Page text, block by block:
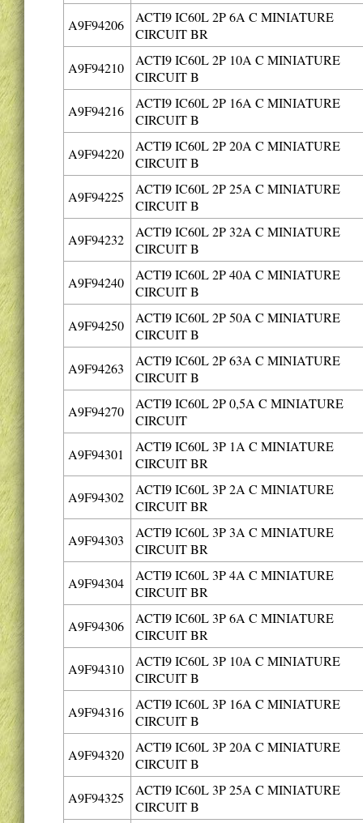
A9F94206
ACTI9 IC60L 2P 6A C MINIATURE
CIRCUIT BR
A9F94210
ACTI9 IC60L 2P 10A C MINIATURE
CIRCUIT B
A9F94216
ACTI9 IC60L 2P 16A C MINIATURE
CIRCUIT B
A9F94220
ACTI9 IC60L 2P 20A C MINIATURE
CIRCUIT B
A9F94225
ACTI9 IC60L 2P 25A C MINIATURE
CIRCUIT B
A9F94232
ACTI9 IC60L 2P 32A C MINIATURE
CIRCUIT B
A9F94240
ACTI9 IC60L 2P 40A C MINIATURE
CIRCUIT B
A9F94250
ACTI9 IC60L 2P 50A C MINIATURE
CIRCUIT B
A9F94263
ACTI9 IC60L 2P 63A C MINIATURE
CIRCUIT B
A9F94270
ACTI9 IC60L 2P 0,5A C MINIATURE
CIRCUIT
A9F94301
ACTI9 IC60L 3P 1A C MINIATURE
CIRCUIT BR
A9F94302
ACTI9 IC60L 3P 2A C MINIATURE
CIRCUIT BR
A9F94303
ACTI9 IC60L 3P 3A C MINIATURE
CIRCUIT BR
A9F94304
ACTI9 IC60L 3P 4A C MINIATURE
CIRCUIT BR
A9F94306
ACTI9 IC60L 3P 6A C MINIATURE
CIRCUIT BR
A9F94310
ACTI9 IC60L 3P 10A C MINIATURE
CIRCUIT B
A9F94316
ACTI9 IC60L 3P 16A C MINIATURE
CIRCUIT B
A9F94320
ACTI9 IC60L 3P 20A C MINIATURE
CIRCUIT B
A9F94325
ACTI9 IC60L 3P 25A C MINIATURE
CIRCUIT B